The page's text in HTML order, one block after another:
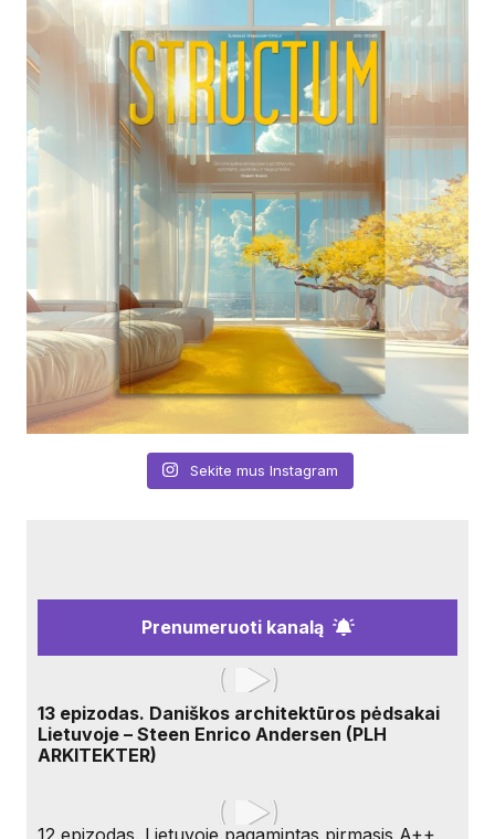
Sekite mus Instagram
Prenumeruoti kanalą
13 epizodas. Daniškos architektūros pėdsakai
Lietuvoje – Steen Enrico Andersen (PLH
ARKITEKTER)
12 epizodas. Lietuvoje pagamintas pirmasis A++